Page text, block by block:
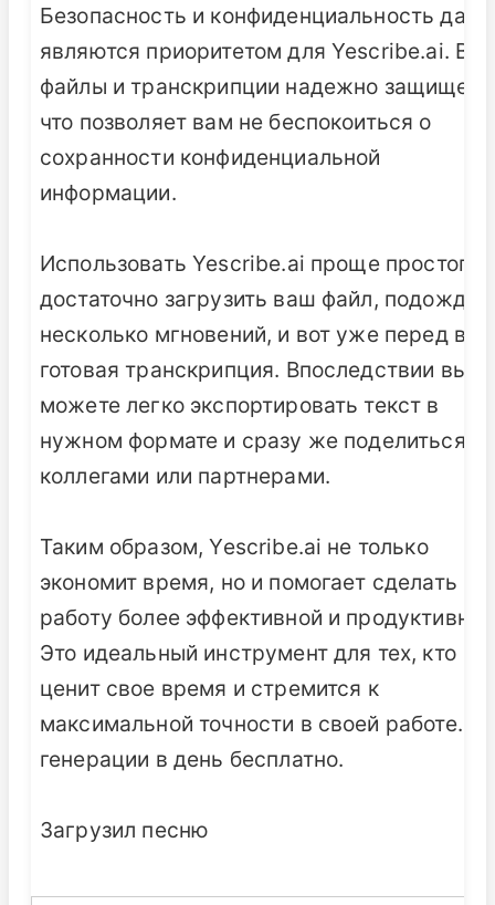
Безопасность и конфиденциальность
являются приоритетом для Yescribe.ai.
файлы и транскрипции надежно
что позволяет вам не беспокоиться о
сохранности конфиденциальной
информации.
Использовать Yescribe.ai проще простого:
достаточно загрузить ваш файл,
несколько мгновений, и вот уже перед
готовая транскрипция. Впоследствии вы
можете легко экспортировать текст в
нужном формате и сразу же поделиться
коллегами или партнерами.
Таким образом, Yescribe.ai не только
экономит время, но и помогает сделать
работу более эффективной и
Это идеальный инструмент для тех, кто
ценит свое время и стремится к
максимальной точности в своей работе. 3
генерации в день бесплатно.
Загрузил песню